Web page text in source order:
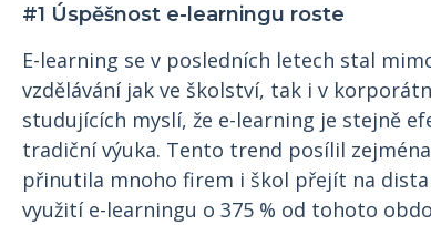
#1 Úspěšnost e-learningu roste
E-learning se v posledních letech stal
vzdělávání jak ve školství, tak i v
studujících myslí, že e-learning je stejně
tradiční výuka. Tento trend posílil
přinutila mnoho firem i škol přejít na
využití e-learningu o 375 % od tohoto